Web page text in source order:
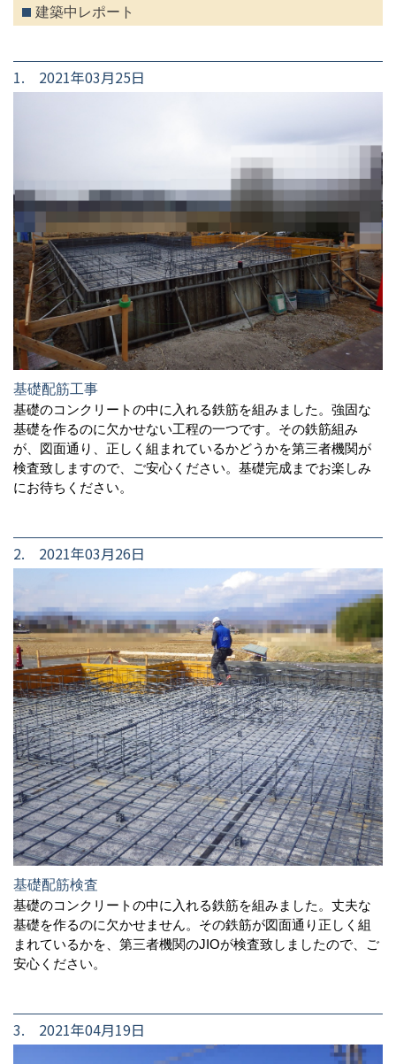
建築中レポート
1. 2021年03月25日
基礎配筋工事
基礎のコンクリートの中に入れる鉄筋を組みました。強固な
基礎を作るのに欠かせない工程の一つです。その鉄筋組み
が、図面通り、正しく組まれているかどうかを第三者機関が
検査致しますので、ご安心ください。基礎完成までお楽しみ
にお待ちください。
2. 2021年03月26日
基礎配筋検査
基礎のコンクリートの中に入れる鉄筋を組みました。丈夫な
基礎を作るのに欠かせません。その鉄筋が図面通り正しく組
まれているかを、第三者機関のJIOが検査致しましたので、ご
安心ください。
3. 2021年04月19日